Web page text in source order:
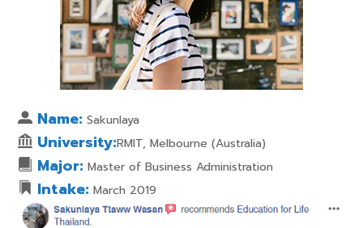
Name: Sakunlaya
University:RMIT, Melbourne (Australia)
Major: Master of Business Administration
Intake: March 2019